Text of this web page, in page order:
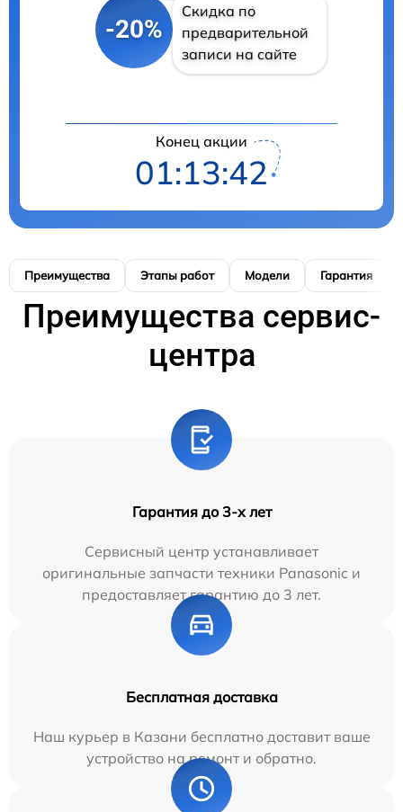
-20%
Скидка по
предварительной
записи на сайте
Конец акции
01:13:41
Преимущества Этапы работ Модели Гарантия
Преимущества сервис-
центра
Гарантия до 3-х лет
Сервисный центр устанавливает
оригинальные запчасти техники Panasonic и
предоставляет гарантию до 3 лет.
Бесплатная доставка
Наш курьер в Казани бесплатно доставит ваше
устройство на ремонт и обратно.